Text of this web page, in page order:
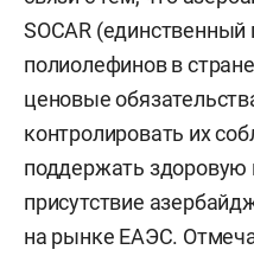
SOCAR (единственный
полиолефинов в
ценовые
контролировать их
поддержать здоровую
присутствие
на рынке ЕАЭС.